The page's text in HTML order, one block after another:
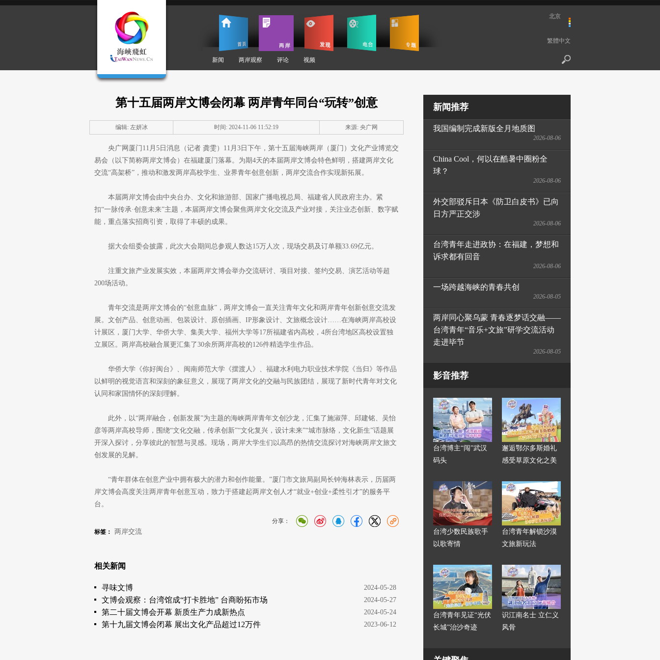
新闻 两岸观察 评论 视频
北京
繁體中文
第十五届两岸文博会闭幕 两岸青年同台“玩转”创意
编辑: 左妍冰 时间: 2024-11-06 11:52:19 来源: 央广网
央广网厦门11月5日消息（记者 龚雯）11月3日下午，第十五届海峡两岸（厦门）文化产业博览交
易会（以下简称两岸文博会）在福建厦门落幕。为期4天的本届两岸文博会特色鲜明，搭建两岸文化
交流“高架桥”，推动和激发两岸高校学生、业界青年创意创新，两岸交流合作实现新拓展。
本届两岸文博会由中央台办、文化和旅游部、国家广播电视总局、福建省人民政府主办。紧
扣“一脉传承·创意未来”主题，本届两岸文博会聚焦两岸文化交流及产业对接，关注业态创新、数字赋
能，重点落实招商引资，取得了丰硕的成果。
据大会组委会披露，此次大会期间总参观人数达15万人次，现场交易及订单额33.69亿元。
注重文旅产业发展实效，本届两岸文博会举办交流研讨、项目对接、签约交易、演艺活动等超
200场活动。
青年交流是两岸文博会的“创意血脉”，两岸文博会一直关注青年文化和两岸青年创新创意交流发
展。文创产品、创意动画、包装设计、原创插画、IP形象设计、文旅概念设计……在海峡两岸高校设
计展区，厦门大学、华侨大学、集美大学、福州大学等17所福建省内高校，4所台湾地区高校设置独
立展区。两岸高校融合展更汇集了30余所两岸高校的126件精选学生作品。
华侨大学《你好闽台》、闽南师范大学《摆渡人》、福建水利电力职业技术学院《当归》等作品
以鲜明的视觉语言和深刻的象征意义，展现了两岸文化的交融与民族团结，展现了新时代青年对文化
认同和家国情怀的深刻理解。
此外，以“两岸融合，创新发展”为主题的海峡两岸青年文创沙龙，汇集了施淑萍、邱建铭、吴怡
彦等两岸高校导师，围绕“文化交融，传承创新”“文化复兴，设计未来”“城市脉络，文化新生”话题展
开深入探讨，分享彼此的智慧与灵感。现场，两岸大学生们以高昂的热情交流探讨对海峡两岸文旅文
创发展的见解。
“青年群体在创意产业中拥有极大的潜力和创作能量。”厦门市文旅局副局长钟海林表示，历届两
岸文博会高度关注两岸青年创意互动，致力于搭建起两岸文创人才“就业+创业+柔性引才”的服务平
台。
分享：
标签：
两岸交流
相关新闻
2024-05-28
寻味文博
2024-05-27
文博会观察：台湾馆成“打卡胜地” 台商盼拓市场
2024-05-24
第二十届文博会开幕 新质生产力成新热点
2023-06-12
第十九届文博会闭幕 展出文化产品超过12万件
新闻推荐
我国编制完成新版全月地质图
2026-08-06
China Cool，何以在酷暑中圈粉全
球？
2026-08-06
外交部驳斥日本《防卫白皮书》已向
日方严正交涉
2026-08-06
台湾青年走进政协：在福建，梦想和
诉求都有回音
2026-08-06
一场跨越海峡的青春共创
2026-08-05
两岸同心聚乌蒙 青春逐梦话交融——
台湾青年“音乐+文旅”研学交流活动
走进毕节
2026-08-05
影音推荐
台湾博主“闯”武汉
码头
邂逅鄂尔多斯婚礼
感受草原文化之美
台湾少数民族歌手
以歌寄情
台湾青年解锁沙漠
文旅新玩法
台湾青年见证“光伏
长城”治沙奇迹
识江南名士 立仁义
风骨